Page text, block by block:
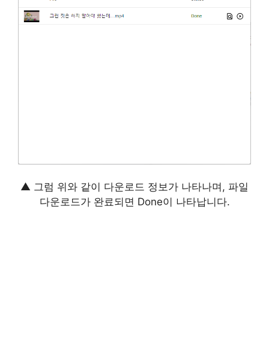
▲ 그럼 위와 같이 다운로드 정보가 나타나며, 파일
다운로드가 완료되면 Done이 나타납니다.